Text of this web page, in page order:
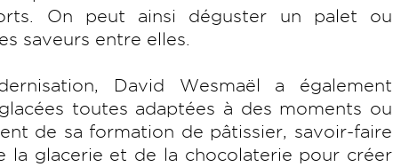
On peut ainsi déguster un palet ou
saveurs entre elles.
David Wesmaël a également
toutes adaptées à des moments ou
de sa formation de pâtissier, savoir-faire
la glacerie et de la chocolaterie pour créer